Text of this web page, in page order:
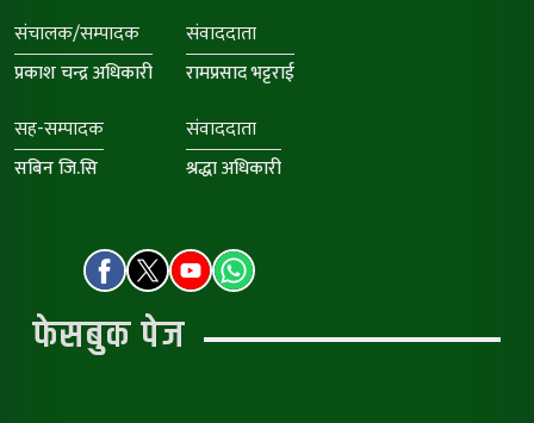
संचालक/सम्पादक
प्रकाश चन्द्र अधिकारी
संवाददाता
रामप्रसाद भट्टराई
सह-सम्पादक
सबिन जि.सि
संवाददाता
श्रद्धा अधिकारी
फेसबुक पेज